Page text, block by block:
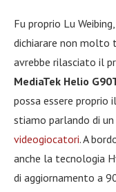
Fu proprio Lu
dichiarare non molto
avrebbe rilasciato il
MediaTek Helio
possa essere proprio
stiamo parlando di un
videogiocatori. A
anche la tecnologia
di aggiornamento a